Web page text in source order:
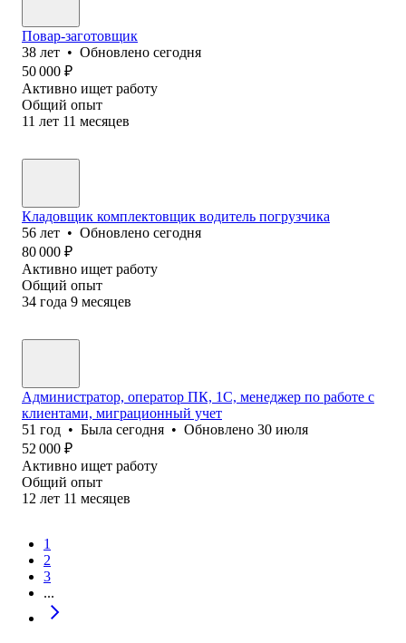
Повар-заготовщик
38 лет • Обновлено сегодня
50 000 ₽
Активно ищет работу
Общий опыт
11 лет 11 месяцев
Кладовщик комплектовщик водитель погрузчика
56 лет • Обновлено сегодня
80 000 ₽
Активно ищет работу
Общий опыт
34 года 9 месяцев
Администратор, оператор ПК, 1С, менеджер по работе с
клиентами, миграционный учет
51 год • Была сегодня • Обновлено 30 июля
52 000 ₽
Активно ищет работу
Общий опыт
12 лет 11 месяцев
1
2
3
...